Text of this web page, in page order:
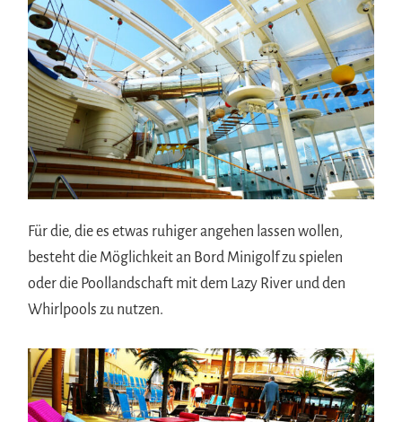
Für die, die es etwas ruhiger angehen lassen wollen,
besteht die Möglichkeit an Bord Minigolf zu spielen
oder die Poollandschaft mit dem Lazy River und den
Whirlpools zu nutzen.